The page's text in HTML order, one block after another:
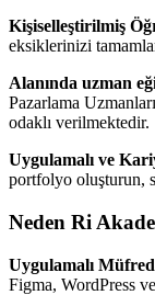
Kişiselleştirilmiş
eksiklerinizi
Alanında uzman
Pazarlama
odaklı verilmektedir.
Uygulamalı ve
portfolyo oluşturun,
Neden Ri
Uygulamalı
Figma, WordPress